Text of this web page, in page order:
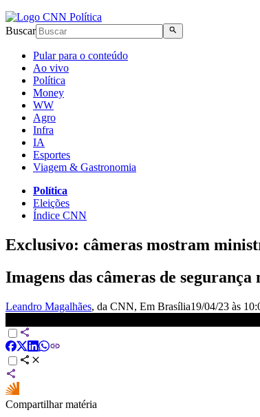
Buscar
Pular para o conteúdo
Ao vivo
Política
Money
WW
Agro
Infra
IA
Esportes
Viagem & Gastronomia
Política
Eleições
Índice CNN
Exclusivo: câmeras mostram
Imagens das câmeras de
Leandro Magalhães, da CNN, Em Brasília19/04/23 às
Compartilhar matéria